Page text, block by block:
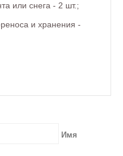
или снега - 2 шт.;
и хранения -
Имя